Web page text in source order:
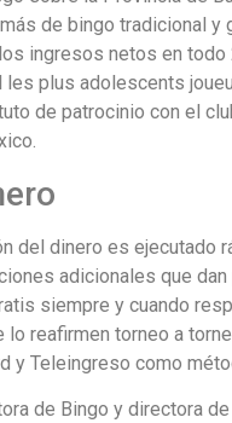
de bingo tradicional y
ingresos netos en
plus adolescents
de patrocinio con el
del dinero es ejecutado
adicionales que
siempre y cuando
reafirmen torneo a
y Teleingreso como
de Bingo y directora